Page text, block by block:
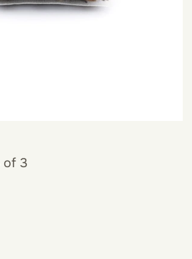
of 3